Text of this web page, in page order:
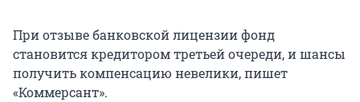
При отзыве банковской лицензии фонд
становится кредитором третьей очереди, и шансы
получить компенсацию невелики, пишет
«Коммерсант».